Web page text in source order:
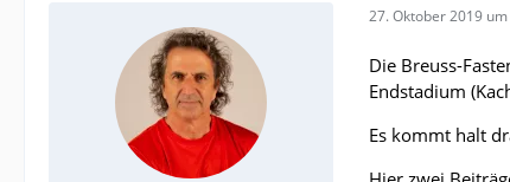
27. Oktober 2019
Die Breuss-
Endstadium
Es kommt halt